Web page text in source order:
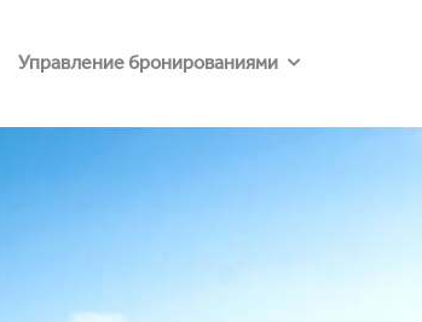
Управление бронированиями